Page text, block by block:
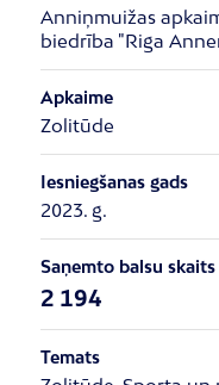
Anniņmuižas
biedrība "Riga
Apkaime
Zolitūde
Iesniegšanas gads
2023. g.
Saņemto balsu skaits
2 194
Temats